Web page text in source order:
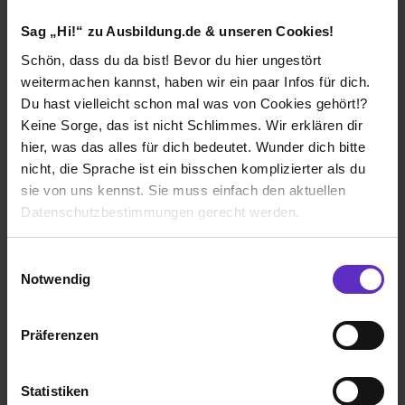
Sag „Hi!“ zu Ausbildung.de & unseren Cookies!
Schön, dass du da bist! Bevor du hier ungestört
weitermachen kannst, haben wir ein paar Infos für dich.
Du hast vielleicht schon mal was von Cookies gehört!?
Keine Sorge, das ist nicht Schlimmes. Wir erklären dir
hier, was das alles für dich bedeutet. Wunder dich bitte
nicht, die Sprache ist ein bisschen komplizierter als du
sie von uns kennst. Sie muss einfach den aktuellen
Datenschutzbestimmungen gerecht werden.
Benutzung der Webseite getroffenen Einstellungen zu
Webseite zu analysieren („Statistiken“), um
Notwendig
Präferenzen
Statistiken
IT-Systemelektroniker/in
Interview lesen